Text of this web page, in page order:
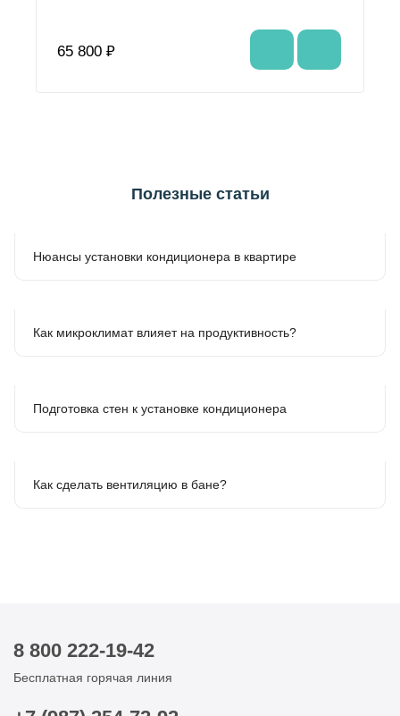
65 800 ₽
Полезные статьи
Нюансы установки кондиционера в квартире
Как микроклимат влияет на продуктивность?
Подготовка стен к установке кондиционера
Как сделать вентиляцию в бане?
8 800 222-19-42
Бесплатная горячая линия